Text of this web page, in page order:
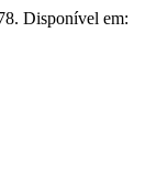
Disponível em: